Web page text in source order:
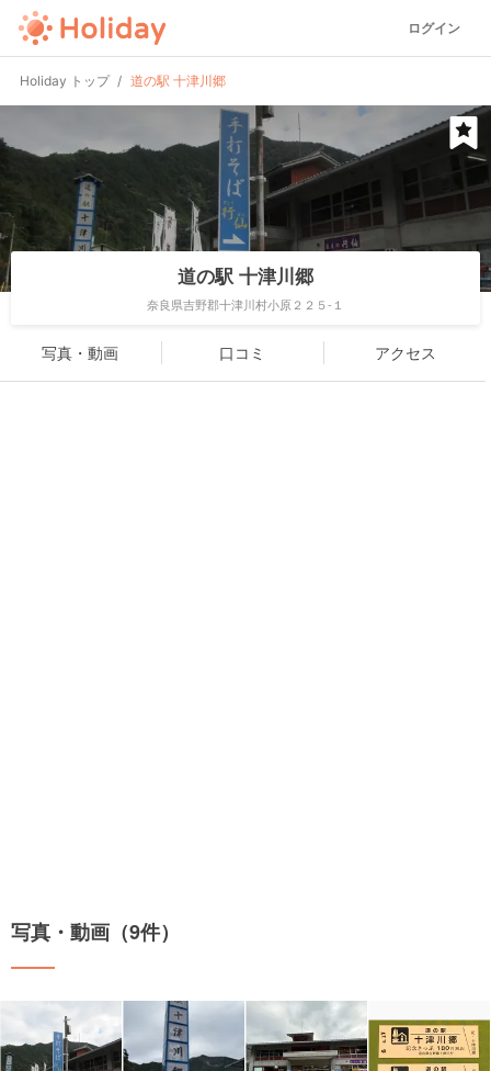
ログイン
Holiday トップ 道の駅 十津川郷
道の駅 十津川郷
奈良県吉野郡十津川村小原２２５-１
写真・動画 口コミ アクセス
写真・動画（9件）